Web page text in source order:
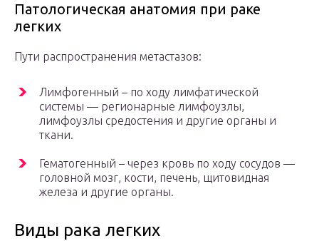
Патологическая анатомия при раке
легких
Пути распространения метастазов:
Лимфогенный – по ходу лимфатической
системы — регионарные лимфоузлы,
лимфоузлы средостения и другие органы и
ткани.
Гематогенный – через кровь по ходу сосудов —
головной мозг, кости, печень, щитовидная
железа и другие органы.
Виды рака легких